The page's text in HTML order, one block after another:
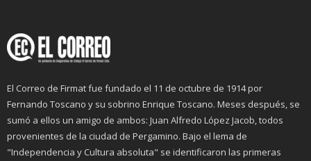
El Correo de Firmat fue fundado el 11 de octubre de 1914 por
Fernando Toscano y su sobrino Enrique Toscano. Meses después, se
sumó a ellos un amigo de ambos: Juan Alfredo López Jacob, todos
provenientes de la ciudad de Pergamino. Bajo el lema de
"Independencia y Cultura absoluta" se identificaron las primeras